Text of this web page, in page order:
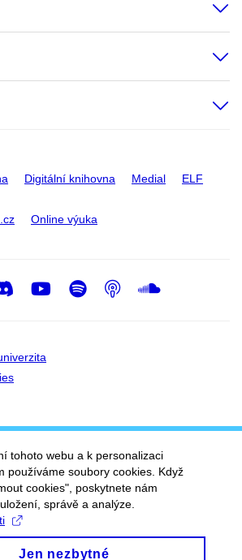
Digitální knihovna Medial ELF
Online výuka
DiscordYoutube
Spotify
Podcast
tohoto webu a k personalizaci
používáme soubory cookies. Když
cookies", poskytnete nám
správě a analýze.
Jen nezbytné